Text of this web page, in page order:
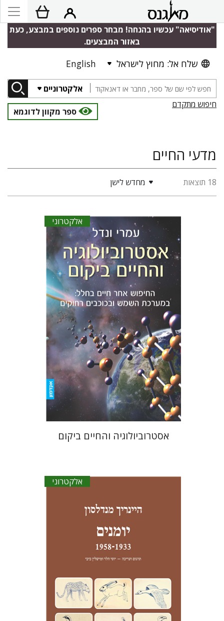
"אודיסיאה" עכשיו בהנחה! מבחר ספרים נוספים במבצע, כעת
באזור המבצעים.
שלח אל: מחוץ לישראל English
אלקטרוניים
חיפוש מתקדם
ספר מקוון לדוגמא
מדעי החיים
18 תוצאות מחדש לישן
אלקטרוני
עמרי ונדל
הנחת אתר ספר אלקטרוני
$15
אסטרוביולוגיה והחיים ביקום
אלקטרוני
היינריך מנדלסון
מישלין ביבי